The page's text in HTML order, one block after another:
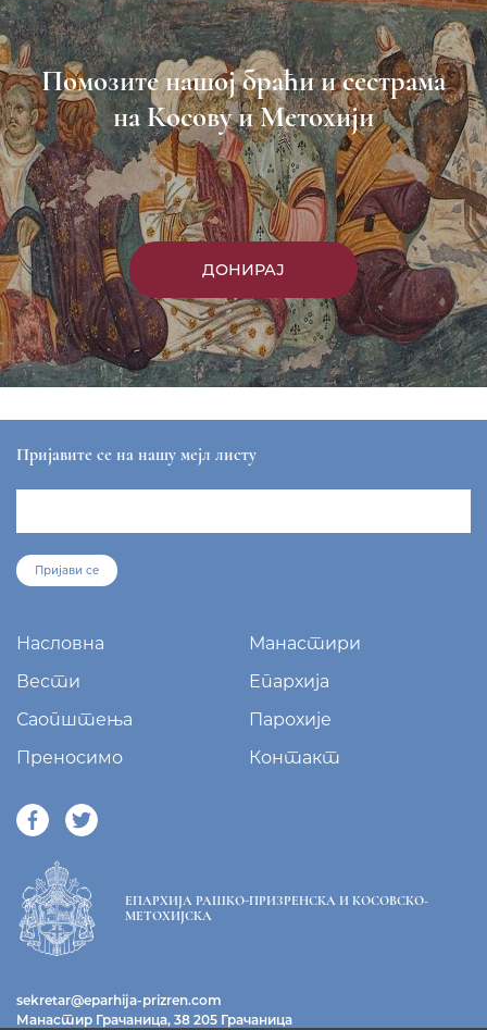
Помозите нашој браћи и сестрама
на Косову и Метохији
ДОНИРАЈ
Пријавите се на нашу мејл листу
Пријави се
Насловна
Манастири
Вести
Епархија
Саопштења
Парохије
Преносимо
Контакт
ЕПАРХИЈА РАШКО-ПРИЗРЕНСКА И КОСОВСКО-
МЕТОХИЈСКА
sekretar@eparhija-prizren.com
Манастир Грачаница, 38 205 Грачаница